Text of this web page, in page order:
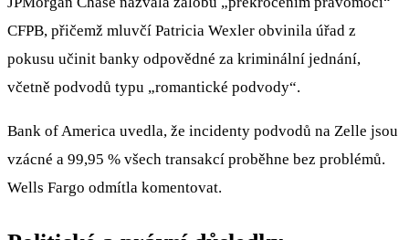
CFPB, přičemž mluvčí Patricia Wexler obvinila úřad z
pokusu učinit banky odpovědné za kriminální jednání,
včetně podvodů typu „romantické podvody“.
Bank of America uvedla, že incidenty podvodů na Zelle jsou
vzácné a 99,95 % všech transakcí proběhne bez problémů.
Wells Fargo odmítla komentovat.